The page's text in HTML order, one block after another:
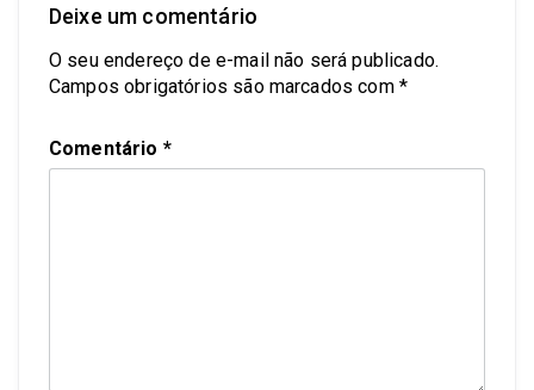
Deixe um comentário
O seu endereço de e-mail não será publicado.
Campos obrigatórios são marcados com *
Comentário *